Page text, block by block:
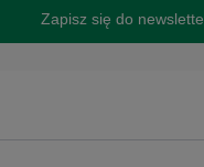
Zapisz się do